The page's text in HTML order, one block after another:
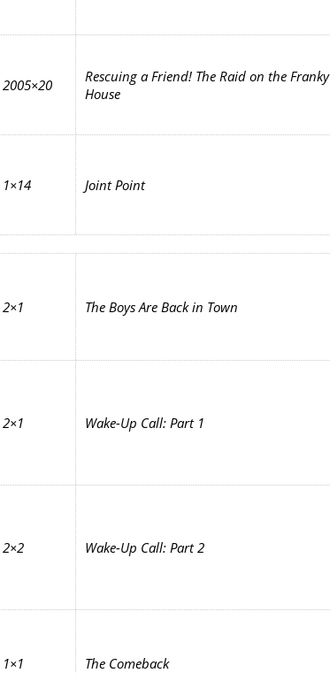
2005×20
Rescuing a Friend! The Raid on the Franky
House
1×14 Joint Point
2×1
The Boys Are Back in Town
2×1 Wake-Up Call: Part 1
2×2 Wake-Up Call: Part 2
1×1
The Comeback